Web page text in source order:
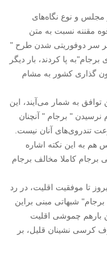
مجلس و نوع نگاه‌های
مقننه نسبت به متن
بر سر دوفوریتی شدن طرح "
پا کردند، بار دیگر
گذاری کشور به مشام
توافق به شمار می‌آیند، این
" برجام " آنچنان
تندروی‌های آنان نیست.
هم به این نکته اشاره
برجام کاملا مخالف برجام
تا موفقیت اقلیت، در رد
شبهاتی مبنی براین
بارهم چموشی اقلیت
کرسی نشینان قلیل، بر